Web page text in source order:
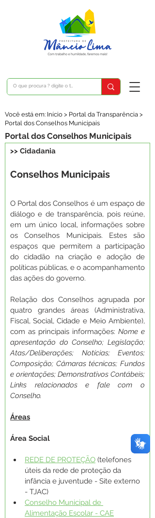
Você está em: Início > Portal da Transparência >
Portal dos Conselhos Municipais
Portal dos Conselhos Municipais
>> Cidadania
Conselhos Municipais
O Portal dos Conselhos é um espaço de
diálogo e de transparência, pois reúne,
em um único local, informações sobre
os Conselhos Municipais. Estes são
espaços que permitem a participação
do cidadão na criação e adoção de
políticas públicas, e o acompanhamento
das ações do governo.
Relação dos Conselhos agrupada por
quatro grandes áreas (Administrativa,
Fiscal, Social, Cidade e Meio Ambiente),
com as principais informações: Nome e
apresentação do Conselho; Legislação;
Atas/Deliberações; Notícias; Eventos;
Composição; Câmaras técnicas; Fundos
e orientações; Demonstrativos Contábeis;
Links relacionados e fale com o
Conselho.
Áreas
Área Social
REDE DE PROTEÇÃO (telefones
úteis da rede de proteção da
infância e juventude - Site externo
- TJAC)
Conselho Municipal de
Alimentação Escolar - CAE